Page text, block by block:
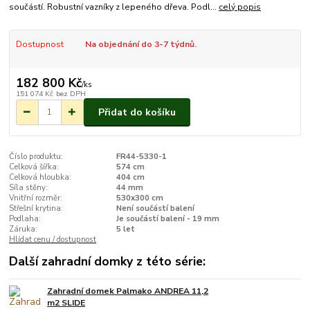
součástí. Robustní vazníky z lepeného dřeva. Podl... celý popis
Dostupnost Na objednání do 3-7 týdnů.
182 800 Kč/ks
151 074 Kč bez DPH
Přidat do košíku
Číslo produktu:
FR44-5330-1
Celková šířka:
574 cm
Celková hloubka:
404 cm
Síla stěny:
44 mm
Vnitřní rozměr:
530x300 cm
Střešní krytina:
Není součástí balení
Podlaha:
Je součástí balení - 19 mm
Záruka:
5 let
Hlídat cenu / dostupnost
Další zahradní domky z této série:
Zahradní domek Palmako ANDREA 11,2
m2 SLIDE